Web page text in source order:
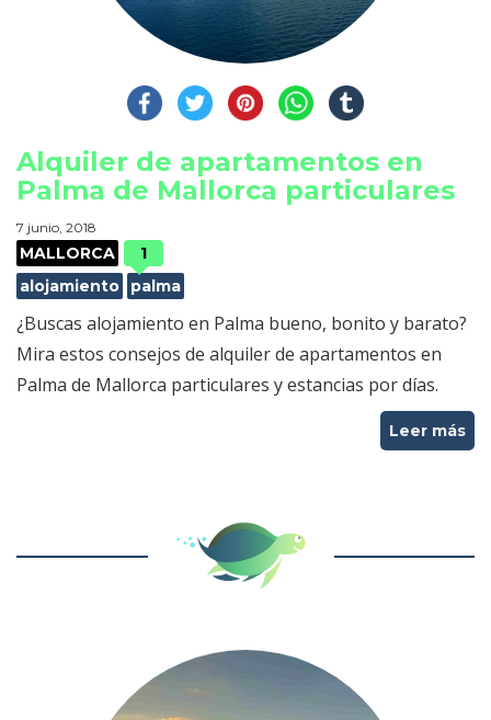
Alquiler de apartamentos en
Palma de Mallorca particulares
7 junio, 2018
MALLORCA
1
alojamiento
palma
¿Buscas alojamiento en Palma bueno, bonito y barato?
Mira estos consejos de alquiler de apartamentos en
Palma de Mallorca particulares y estancias por días.
Leer más